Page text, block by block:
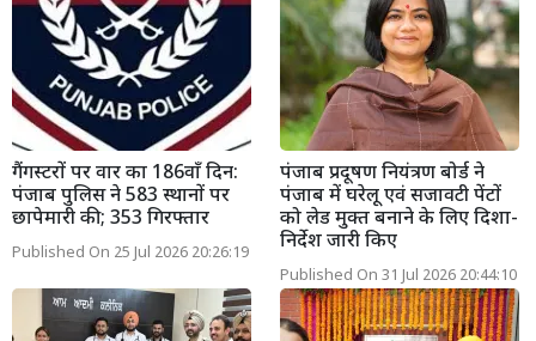
गैंगस्टरों पर वार का 186वाँ दिन:
पंजाब पुलिस ने 583 स्थानों पर
छापेमारी की; 353 गिरफ्तार
Published On 25 Jul 2026 20:26:19
पंजाब प्रदूषण नियंत्रण बोर्ड ने
पंजाब में घरेलू एवं सजावटी पेंटों
को लेड मुक्त बनाने के लिए दिशा-
निर्देश जारी किए
Published On 31 Jul 2026 20:44:10